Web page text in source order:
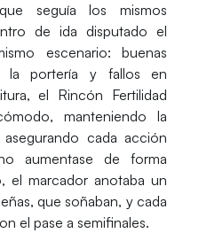
seguía los mismos
de ida disputado el
escenario:buenas
la portería y fallos en
el Rincón Fertilidad
, manteniendo la
cada acción
aumentase de forma
el marcador anotaba un
que soñaban, y cada
el pase a semifinales.